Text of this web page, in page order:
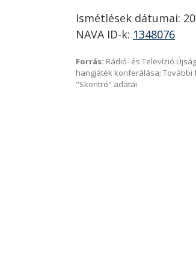
Ismétlések dátumai:
NAVA ID-k: 1348076
Forrás: Rádió- és Televízió
hangjáték konferálása; További
"Skontró" adatai